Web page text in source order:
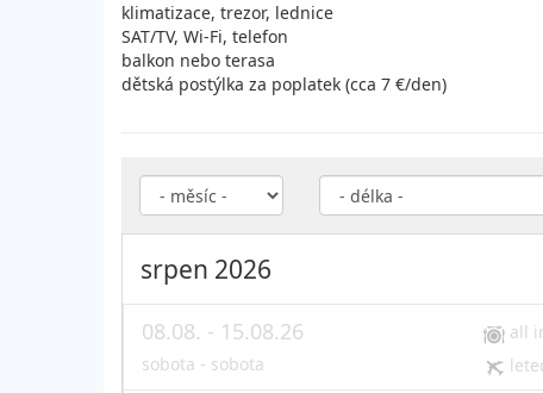
klimatizace, trezor, lednice
SAT/TV, Wi-Fi, telefon
balkon nebo terasa
dětská postýlka za poplatek (cca 7 €/den)
srpen 2026
08.08. - 15.08.26
sobota - sobota
all